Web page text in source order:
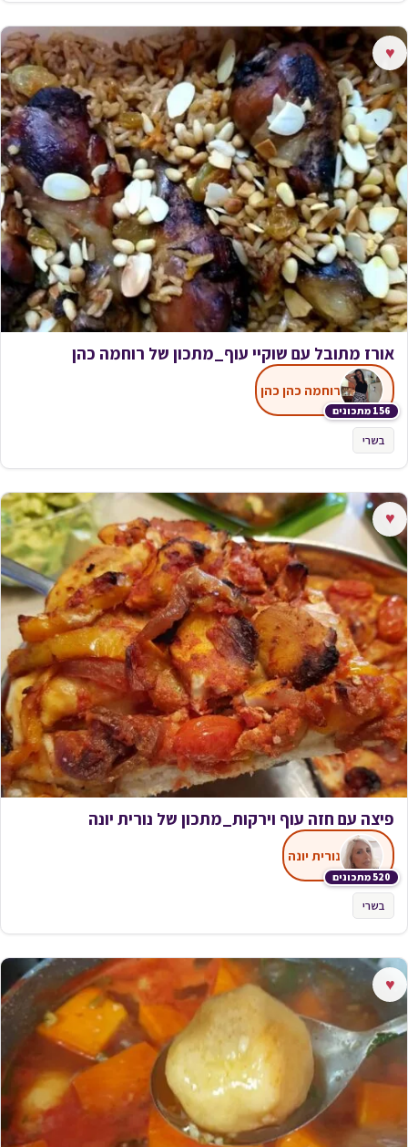
♥
אורז מתובל עם שוקיי עוף_מתכון של רוחמה כהן
156 מתכונים
רוחמה כהן כהן
בשרי
♥
פיצה עם חזה עוף וירקות_מתכון של נורית יונה
520 מתכונים
נורית יונה
בשרי
♥